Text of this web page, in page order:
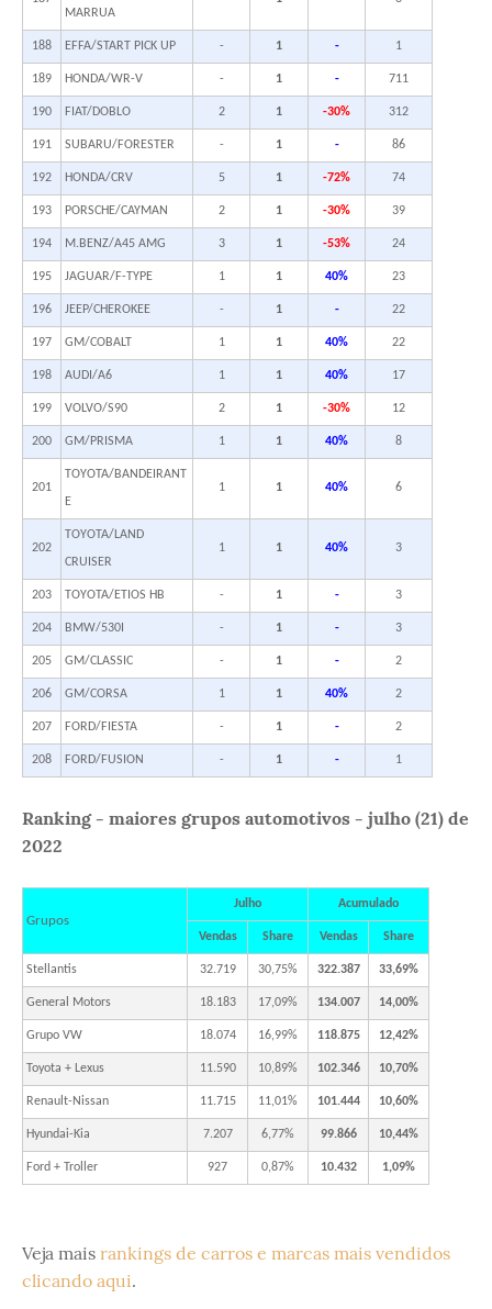
MARRUA
188 EFFA/START PICK UP - 1 - 1
189 HONDA/WR-V - 1 - 711
190 FIAT/DOBLO 2 1 -30% 312
191 SUBARU/FORESTER - 1 - 86
192 HONDA/CRV 5 1 -72% 74
193 PORSCHE/CAYMAN 2 1 -30% 39
194 M.BENZ/A45 AMG 3 1 -53% 24
195 JAGUAR/F-TYPE 1 1 40% 23
196 JEEP/CHEROKEE - 1 - 22
197 GM/COBALT 1 1 40% 22
198 AUDI/A6 1 1 40% 17
199 VOLVO/S90 2 1 -30% 12
200 GM/PRISMA 1 1 40% 8
201
TOYOTA/BANDEIRANT
E
1 1 40% 6
202
TOYOTA/LAND
CRUISER
1 1 40% 3
203 TOYOTA/ETIOS HB - 1 - 3
204 BMW/530I - 1 - 3
205 GM/CLASSIC - 1 - 2
206 GM/CORSA 1 1 40% 2
207 FORD/FIESTA - 1 - 2
208 FORD/FUSION - 1 - 1
Ranking - maiores grupos automotivos - julho (21) de
2022
Grupos
Julho Acumulado
Vendas Share Vendas Share
Stellantis 32.719 30,75% 322.387 33,69%
General Motors 18.183 17,09% 134.007 14,00%
Grupo VW 18.074 16,99% 118.875 12,42%
Toyota + Lexus 11.590 10,89% 102.346 10,70%
Renault-Nissan 11.715 11,01% 101.444 10,60%
Hyundai-Kia 7.207 6,77% 99.866 10,44%
Ford + Troller 927 0,87% 10.432 1,09%
Veja mais rankings de carros e marcas mais vendidos
clicando aqui.